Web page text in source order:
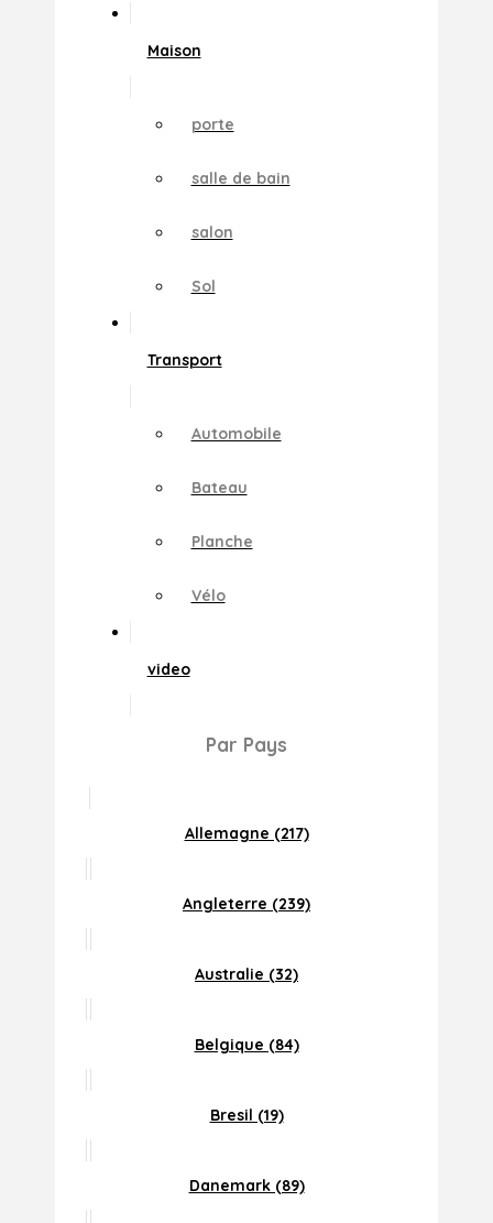
Maison
porte
salle de bain
salon
Sol
Transport
Automobile
Bateau
Planche
Vélo
video
Par Pays
Allemagne (217)
Angleterre (239)
Australie (32)
Belgique (84)
Bresil (19)
Danemark (89)